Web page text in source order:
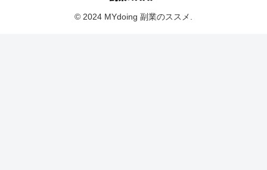
© 2024 MYdoing 副業のススメ.